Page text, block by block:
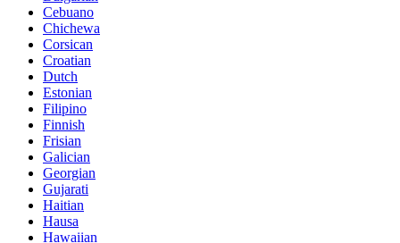
Cebuano
Chichewa
Corsican
Croatian
Dutch
Estonian
Filipino
Finnish
Frisian
Galician
Georgian
Gujarati
Haitian
Hausa
Hawaiian